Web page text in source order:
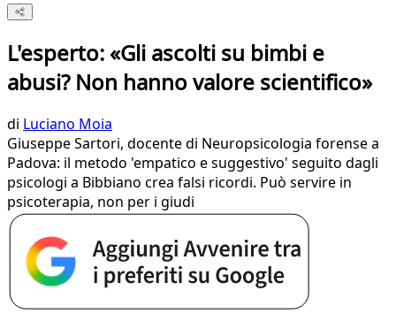
L'esperto: «Gli ascolti su bimbi e
abusi? Non hanno valore scientifico»
di Luciano Moia
Giuseppe Sartori, docente di Neuropsicologia forense a
Padova: il metodo 'empatico e suggestivo' seguito dagli
psicologi a Bibbiano crea falsi ricordi. Può servire in
psicoterapia, non per i giudi